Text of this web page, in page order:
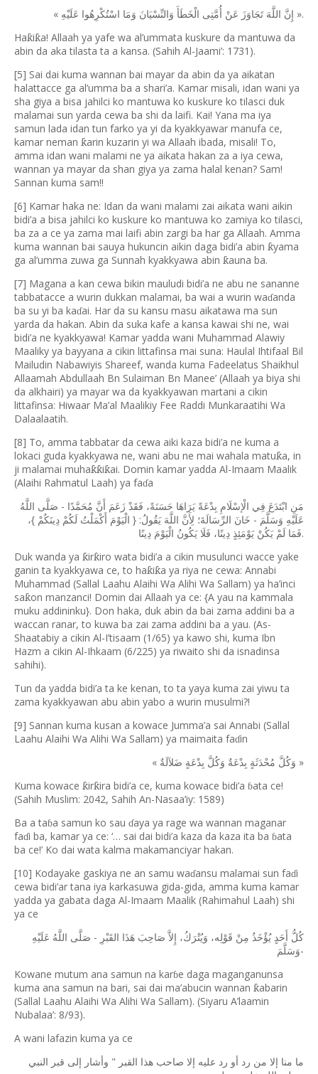
«
إِنَّ اللَّهَ تَجَاوَزَ عَنْ أُمَّتِى الْخَطَأَ وَالنِّسْيَانَ وَمَا اسْتُكْرِهُوا عَلَيْهِ
».
Haƙiƙa! Allaah ya yafe wa al’ummata kuskure da mantuwa da
abin da aka tilasta ta a kansa. (Sahih Al-Jaami’: 1731).
[5] Sai dai kuma wannan bai mayar da abin da ya aikatan
halattacce ga al’umma ba a shari’a. Kamar misali, idan wani ya
sha giya a bisa jahilci ko mantuwa ko kuskure ko tilasci duk
malamai sun yarda cewa ba shi da laifi. Kai! Yana ma iya
samun lada idan tun farko ya yi da kyakkyawar manufa ce,
kamar neman ƙarin kuzarin yi wa Allaah ibada, misali! To,
amma idan wani malami ne ya aikata hakan za a iya cewa,
wannan ya mayar da shan giya ya zama halal kenan? Sam!
Sannan kuma sam!!
[6] Kamar haka ne: Idan da wani malami zai aikata wani aikin
bidi’a a bisa jahilci ko kuskure ko mantuwa ko zamiya ko tilasci,
ba za a ce ya zama mai laifi abin zargi ba har ga Allaah. Amma
kuma wannan bai sauya hukuncin aikin daga bidi’a abin ƙyama
ga al’umma zuwa ga Sunnah kyakkyawa abin ƙauna ba.
[7] Magana a kan cewa bikin mauludi bidi’a ne abu ne sananne
tabbatacce a wurin dukkan malamai, ba wai a wurin waɗanda
ba su yi ba kaɗai. Har da su kansu masu aikatawa ma sun
yarda da hakan. Abin da suka kafe a kansa kawai shi ne, wai
bidi’a ne kyakkyawa! Kamar yadda wani Muhammad Alawiy
Maaliky ya bayyana a cikin littafinsa mai suna: Haulal Ihtifaal Bil
Mailudin Nabawiyis Shareef, wanda kuma Fadeelatus Shaikhul
Allaamah Abdullaah Bn Sulaiman Bn Manee’ (Allaah ya biya shi
da alkhairi) ya mayar wa da kyakkyawan martani a cikin
littafinsa: Hiwaar Ma’al Maalikiy Fee Raddi Munkaraatihi Wa
Dalaalaatih.
[8] To, amma tabbatar da cewa aiki kaza bidi’a ne kuma a
lokaci guda kyakkyawa ne, wani abu ne mai wahala matuƙa, in
ji malamai muhaƙƙiƙai. Domin kamar yadda Al-Imaam Maalik
(Alaihi Rahmatul Laah) ya faɗa
مَنِ ابْتَدَعَ فِي الْإسْلَامِ بِدْعَةً يَرَاهَا حَسَنَةً، فَقَدْ زَعَمَ أَنَّ مُحَمَّدًا - صَلَّى
اللَّهُ
عَلَيْهِ وَسَلَّمَ - خَانَ الرِّسَالَةَ؛ لِأَنَّ اللَّهَ يَقُولُ: { الْيَوْمَ أَكْمَلْتُ لَكُمْ دِينَكُمْ }،
فَمَا لَمْ يَكُنْ يَوْمَئِذٍ دِينًا، فَلَا يَكُونُ الْيَوْمَ دِينًا
.
Duk wanda ya ƙirƙiro wata bidi’a a cikin musulunci wacce yake
ganin ta kyakkyawa ce, to haƙiƙa ya riya ne cewa: Annabi
Muhammad (Sallal Laahu Alaihi Wa Alihi Wa Sallam) ya ha’inci
saƙon manzanci! Domin dai Allaah ya ce: {A yau na kammala
muku addininku}. Don haka, duk abin da bai zama addini ba a
waccan ranar, to kuwa ba zai zama addini ba a yau. (As-
Shaatabiy a cikin Al-I’tisaam (1/65) ya kawo shi, kuma Ibn
Hazm a cikin Al-Ihkaam (6/225) ya riwaito shi da isnadinsa
sahihi).
Tun da yadda bidi’a ta ke kenan, to ta yaya kuma zai yiwu ta
zama kyakkyawan abu abin yabo a wurin musulmi?!
[9] Sannan kuma kusan a kowace Jumma’a sai Annabi (Sallal
Laahu Alaihi Wa Alihi Wa Sallam) ya maimaita faɗin
«
وَكُلَّ مُحْدَثَةٍ بِدْعَةٌ وَكُلَّ بِدْعَةٍ ضَلاَلَةٌ
»
Kuma kowace ƙirƙira bidi’a ce, kuma kowace bidi’a ɓata ce!
(Sahih Muslim: 2042, Sahih An-Nasaa’iy: 1589)
Ba a taɓa samun ko sau ɗaya ya rage wa wannan maganar
faɗi ba, kamar ya ce: ‘… sai dai bidi’a kaza da kaza ita ba ɓata
ba ce!’ Ko dai wata kalma makamanciyar hakan.
[10] Kodayake gaskiya ne an samu waɗansu malamai sun faɗi
cewa bidi’ar tana iya karkasuwa gida-gida, amma kuma kamar
yadda ya gabata daga Al-Imaam Maalik (Rahimahul Laah) shi
ya ce
كُلُّ أَحَدٍ يُؤْخَذُ مِنْ قَوْلِه، وَيُتْرَكُ، إِلاَّ صَاحِبَ هَذَا القَبْرِ - صَلَّى اللَّهُ عَلَيْهِ
وَسَلَّمَ-
Kowane mutum ana samun na karɓe daga maganganunsa
kuma ana samun na bari, sai dai ma’abucin wannan ƙabarin
(Sallal Laahu Alaihi Wa Alihi Wa Sallam). (Siyaru A’laamin
Nubalaa’: 8/93).
A wani lafazin kuma ya ce
ما منا إلا من رد أو رد عليه إلا صاحب هذا القبر " وأشار إلى قبر
النبي